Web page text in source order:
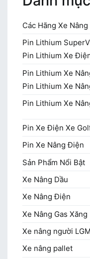
Các Hãng Xe Nâng
Pin Lithium SuperV
Pin Lithium Xe
Pin Lithium Xe
Pin Lithium Xe
Pin Lithium Xe
Pin Xe Điện Xe
Pin Xe Nâng Điện
Sản Phẩm Nổi Bật
Xe Nâng Dầu
Xe Nâng Điện
Xe Nâng Gas Xăng
Xe nâng người
Xe nâng pallet